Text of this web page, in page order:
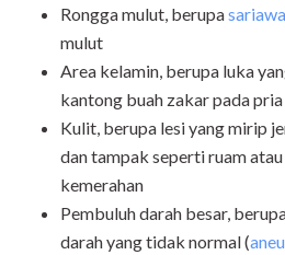
Rongga mulut, berupa
mulut
Area kelamin, berupa luka
kantong buah zakar pada
Kulit, berupa lesi yang mirip
dan tampak seperti ruam
kemerahan
Pembuluh darah besar,
darah yang tidak normal (